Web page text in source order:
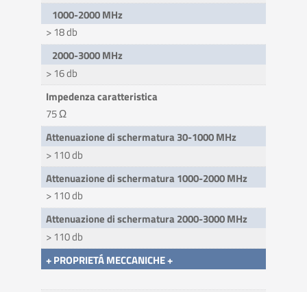
1000-2000 MHz
> 18 db
2000-3000 MHz
> 16 db
Impedenza caratteristica
75 Ω
Attenuazione di schermatura 30-1000 MHz
> 110 db
Attenuazione di schermatura 1000-2000 MHz
> 110 db
Attenuazione di schermatura 2000-3000 MHz
> 110 db
+ PROPRIETÁ MECCANICHE +